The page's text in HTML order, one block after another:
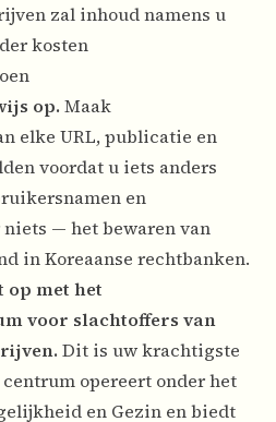
zal inhoud namens u
kosten
op. Maak
elke URL, publicatie en
voordat u iets anders
en
— het bewaren van
in Koreaanse rechtbanken.
op met het
voor slachtoffers van
Dit is uw krachtigste
opereert onder het
en Gezin en biedt